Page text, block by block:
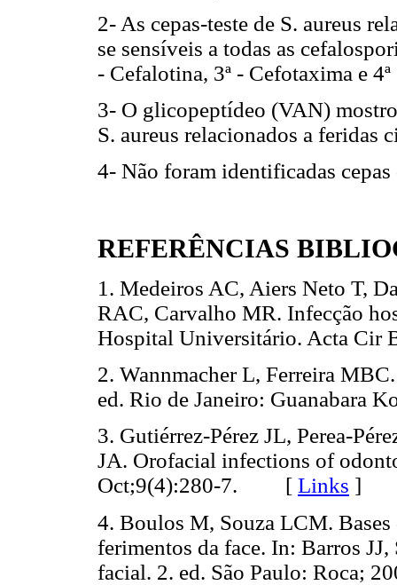
2- As cepas-teste de S. aureus
se sensíveis a todas as
- Cefalotina, 3ª - Cefotaxima e
3- O glicopeptídeo (VAN)
S. aureus relacionados a feridas
4- Não foram identificadas
REFERÊNCIAS
1. Medeiros AC, Aiers Neto T,
RAC, Carvalho MR. Infecção
Hospital Universitário. Acta
2. Wannmacher L, Ferreira
ed. Rio de Janeiro:
3. Gutiérrez-Pérez JL, Perea-
JA. Orofacial infections of
Oct;9(4):280-7. [ Links ]
4. Boulos M, Souza LCM.
ferimentos da face. In: Barros
facial. 2. ed. São Paulo: